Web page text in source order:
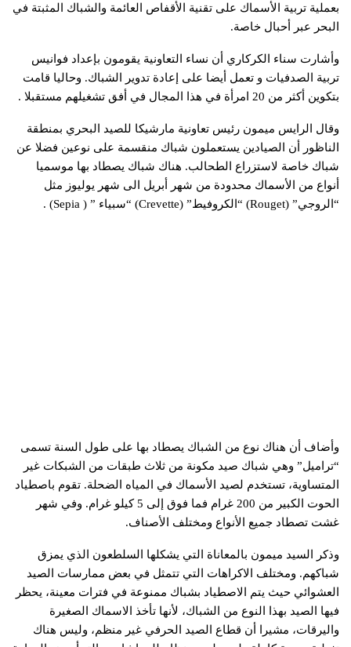
بعملية تربية الأسماك على تقنية الأقفاص العائمة والشباك المثبتة في
البحر عبر أحبال خاصة.
وأشارت سناء الكركاري أن نساء التعاونية يقومون بإعداد فوانيس
تربية الصدفيات و تعمل أيضا على إعادة تدوير الشباك. وحاليا قامت
بتكوين أكثر من 20 امرأة في هذا المجال في أفق تشغيلهم مستقبلا .
وقال الرايس ميمون رئيس تعاونية مارشيكا للصيد البحري بمنطقة
الناظور أن الصيادين يستعملون شباك منقسمة على نوعين فضلا عن
شباك خاصة لاستزراع الطحالب. هناك شباك يصطاد بها موسميا
أنواع من الأسماك محدودة من شهر أبريل الى شهر يوليوز مثل
“الروجي” (Rouget) “الكروفيط” (Crevette) “سبياء ” ( Sepia) .
وأضاف أن هناك نوع من الشباك يصطاد بها على طول السنة تسمى
“تراميل” وهي شباك صيد مكونة من ثلاث طبقات من الشبكات غير
المتساوية، تستخدم لصيد الأسماك في المياه الضحلة. تقوم باصطياد
الحوت الكبير من 200 غرام فما فوق إلى 5 كيلو غرام. وفي شهر
غشت تصطاد جميع الأنواع ومختلف الأصناف.
وذكر السيد ميمون بالمعاناة التي يشكلها السلطعون الذي يمزق
شباكهم. ومختلف الاكراهات التي تتمثل في بعض ممارسات الصيد
العشوائي حيث يتم الاصطياد بشباك ممنوعة في فترات معينة، يحظر
فيها الصيد بهذا النوع من الشباك، لأنها تأخذ الاسماك الصغيرة
واليرقات، مشيرا أن قطاع الصيد الحرفي غير منظم، وليس هناك